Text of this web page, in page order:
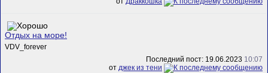
Отдых на море!
VDV_forever
Последний пост: 19.06.2023 10:07
от джек из тени